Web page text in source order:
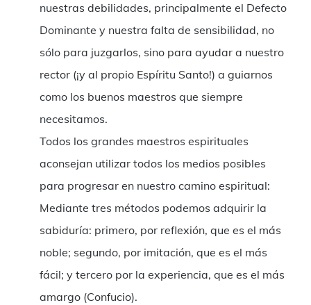
nuestras debilidades, principalmente el Defecto
Dominante y nuestra falta de sensibilidad, no
sólo para juzgarlos, sino para ayudar a nuestro
rector (¡y al propio Espíritu Santo!) a guiarnos
como los buenos maestros que siempre
necesitamos.
Todos los grandes maestros espirituales
aconsejan utilizar todos los medios posibles
para progresar en nuestro camino espiritual:
Mediante tres métodos podemos adquirir la
sabiduría: primero, por reflexión, que es el más
noble; segundo, por imitación, que es el más
fácil; y tercero por la experiencia, que es el más
amargo (Confucio).